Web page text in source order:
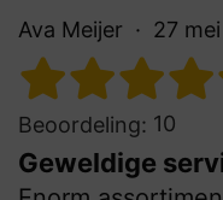
Ava Meijer 27
Beoordeling: 10
Geweldige